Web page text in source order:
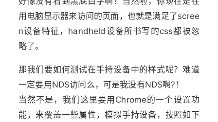
用电脑显示器来访问的页面，也就是满足了scree
n设备特征，handheld设备所书写的css都被忽
略了。
那我们要如何测试在手持设备中的样式呢？难道
一定要用NDS访问么，可是我没有NDS啊?！
当然不是，我们这里要用Chrome的一个设置功
能，来覆盖一些属性，模拟手持设备，按照如下